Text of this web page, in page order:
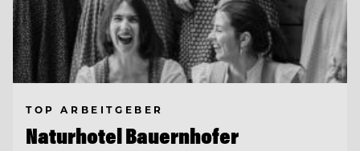
TOP ARBEITGEBER
Naturhotel Bauernhofer